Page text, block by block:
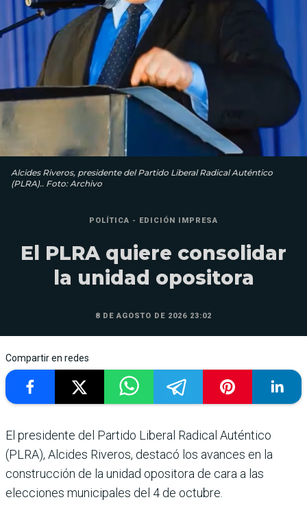
Alcides Riveros, presidente del Partido Liberal Radical Auténtico
(PLRA).. Foto: Archivo
POLÍTICA - EDICIÓN IMPRESA
El PLRA quiere consolidar
la unidad opositora
8 DE AGOSTO DE 2026 23:02
Compartir en redes
El presidente del Partido Liberal Radical Auténtico
(PLRA), Alcides Riveros, destacó los avances en la
construcción de la unidad opositora de cara a las
elecciones municipales del 4 de octubre.